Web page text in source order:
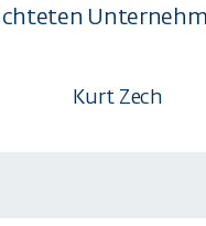
Kurt Zech